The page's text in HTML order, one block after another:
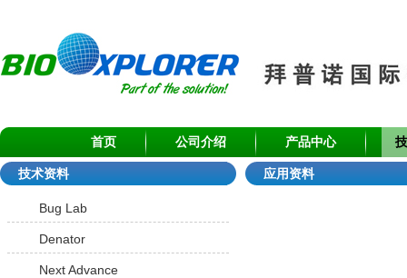
首页 公司介绍 产品中心
技术资料
Bug Lab
Denator
Next Advance
应用资料